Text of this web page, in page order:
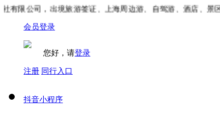
限公司，出境旅游签证、上海周边游、自驾游、酒店、景区
会员登录
您好，请登录
注册 同行入口
抖音小程序